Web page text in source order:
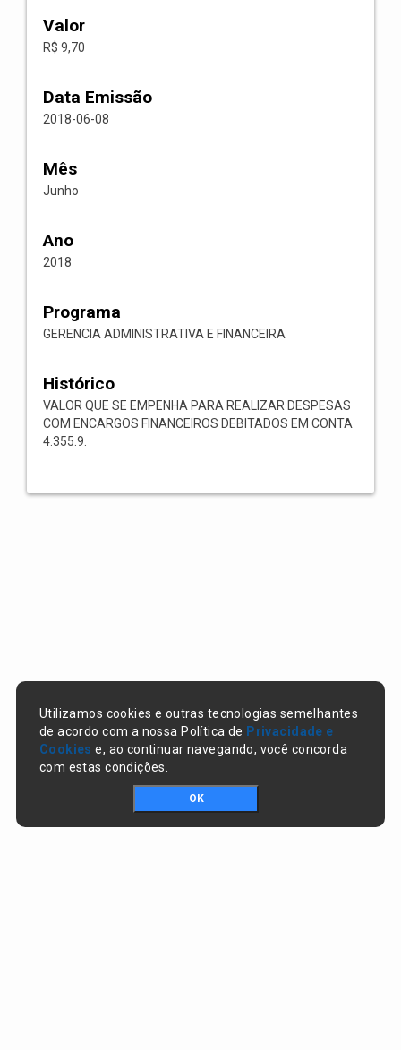
Valor
R$ 9,70
Data Emissão
2018-06-08
Mês
Junho
Ano
2018
Programa
GERENCIA ADMINISTRATIVA E FINANCEIRA
Histórico
VALOR QUE SE EMPENHA PARA REALIZAR DESPESAS
COM ENCARGOS FINANCEIROS DEBITADOS EM CONTA
4.355.9.
Utilizamos cookies e outras tecnologias semelhantes
de acordo com a nossa Política de Privacidade e
Cookies e, ao continuar navegando, você concorda
com estas condições.
OK